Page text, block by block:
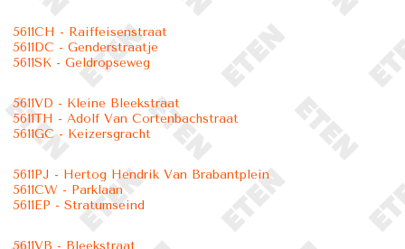
5611CH - Raiffeisenstraat
5611DC - Genderstraatje
5611SK - Geldropseweg
5611VD - Kleine Bleekstraat
5611TH - Adolf Van Cortenbachstraat
5611GC - Keizersgracht
5611PJ - Hertog Hendrik Van Brabantplein
5611CW - Parklaan
5611EP - Stratumseind
5611VB - Bleekstraat